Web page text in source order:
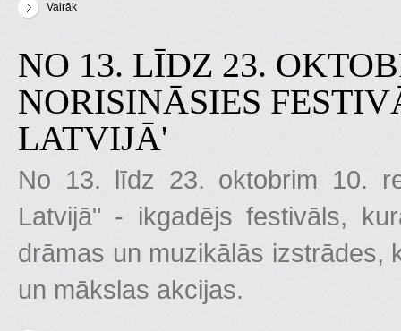
Vairāk
NO 13. LĪDZ 23.
NORISINĀSIES
LATVIJĀ'
No 13. līdz 23. oktobrim 10.
Latvijā" - ikgadējs festivāls,
drāmas un muzikālās izstrādes,
un mākslas akcijas.